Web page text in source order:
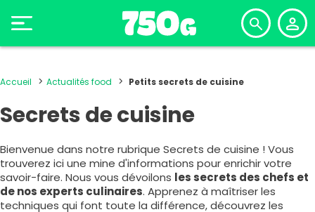
Accueil Actualités food Petits secrets de cuisine
Secrets de cuisine
Bienvenue dans notre rubrique Secrets de cuisine ! Vous
trouverez ici une mine d'informations pour enrichir votre
savoir-faire. Nous vous dévoilons les secrets des chefs et
de nos experts culinaires. Apprenez à maîtriser les
techniques qui font toute la différence, découvrez les